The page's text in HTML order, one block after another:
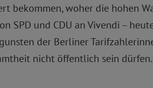
bekommen, woher die hohen
SPD und CDU an Vivendi –
der Berliner
nicht öffentlich sein